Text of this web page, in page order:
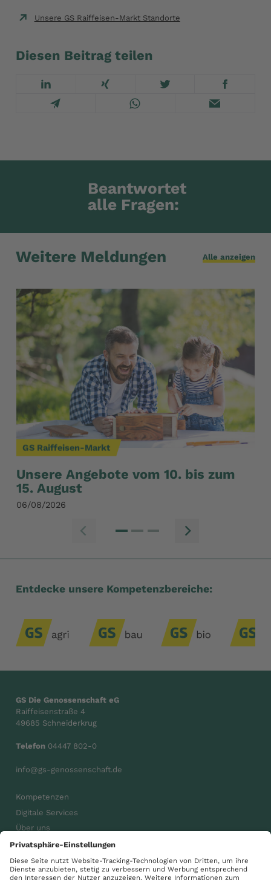
Unsere GS Raiffeisen-Markt Standorte
Diesen Beitrag teilen
Beantwortet
alle Fragen:
Weitere Meldungen Alle anzeigen
GS Raiffeisen-Markt
Unsere Angebote vom 10. bis zum
15. August
06/08/2026
Zum Zum
Entdecke unsere Kompetenzbereiche:
GS Die Genossenschaft eG
Raiffeisenstraße 4
49685 Schneiderkrug
Telefon 04447 802-0
info@gs-genossenschaft.de
Kompetenzen
Digitale Services
Über uns
Karriere
Aktuelles